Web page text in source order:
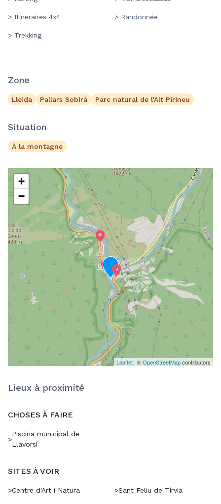
> Itinéraires 4x4 > Randonnée
> Trekking
Zone
Lleida Pallars Sobirà Parc natural de l'Alt Pirineu
Situation
À la montagne
+
−
Leaflet | ©OpenStreetMapcontributors
Lieux à proximité
CHOSES À FAIRE
>
Piscina municipal de
Llavorsí
SITES À VOIR
>Centre d'Art i Natura >Sant Feliu de Tírvia